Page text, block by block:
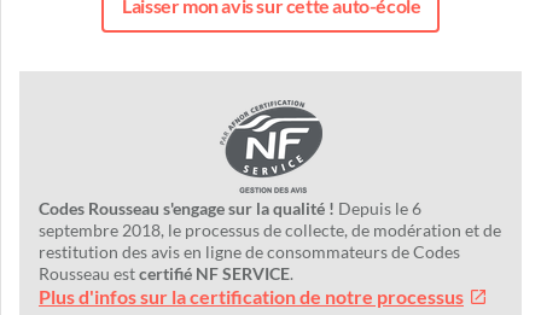
Laisser mon avis sur cette auto-école
Codes Rousseau s'engage sur la qualité ! Depuis le 6
septembre 2018, le processus de collecte, de modération et de
restitution des avis en ligne de consommateurs de Codes
Rousseau estcertifié NF SERVICE.
Plus d'infos sur la certification de notre processus